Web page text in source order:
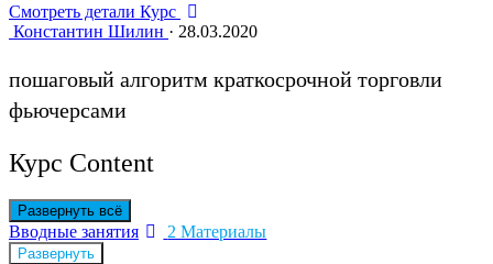
Смотреть детали Курс
Константин Шилин · 28.03.2020
пошаговый алгоритм краткосрочной торговли
фьючерсами
Курс Content
Развернуть всё
Уроки
Вводные занятия 2 Материалы
Развернуть